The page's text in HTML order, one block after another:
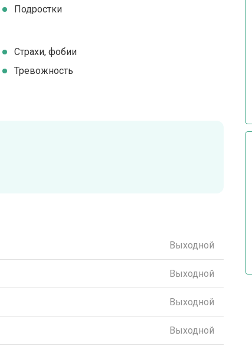
Подростки
Страхи, фобии
Тревожность
Выходной
Выходной
Выходной
Выходной